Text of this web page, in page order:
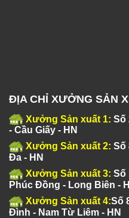
ĐỊA CHỈ XƯỞNG SẢN
Xưởng Sản xuất 1: Số
- Cầu Giấy - HN
Xưởng Sản xuất 2: Số
Đa - HN
Xưởng Sản xuất 3: Số
Phúc Đồng - Long Biên -
Xưởng Sản xuất 4:Số
Đình - Nam Từ Liêm - HN